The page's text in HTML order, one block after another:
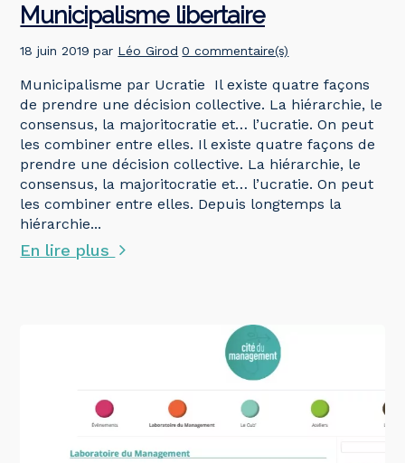
Municipalisme libertaire
18 juin 2019 par Léo Girod 0 commentaire(s)
Municipalisme par Ucratie Il existe quatre façons
de prendre une décision collective. La hiérarchie, le
consensus, la majoritocratie et… l’ucratie. On peut
les combiner entre elles. Il existe quatre façons de
prendre une décision collective. La hiérarchie, le
consensus, la majoritocratie et… l’ucratie. On peut
les combiner entre elles. Depuis longtemps la
hiérarchie...
En lire plus